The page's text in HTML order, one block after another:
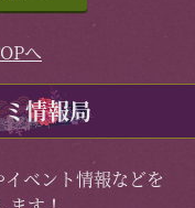
へ
情報局
ベント情報などを